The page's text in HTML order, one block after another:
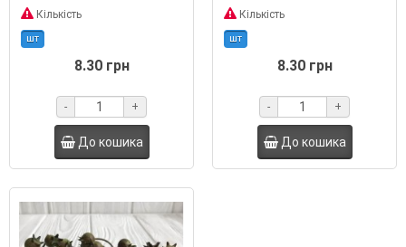
Кількість
шт
8.30 грн
- +
До кошика
Кількість
шт
8.30 грн
- +
До кошика